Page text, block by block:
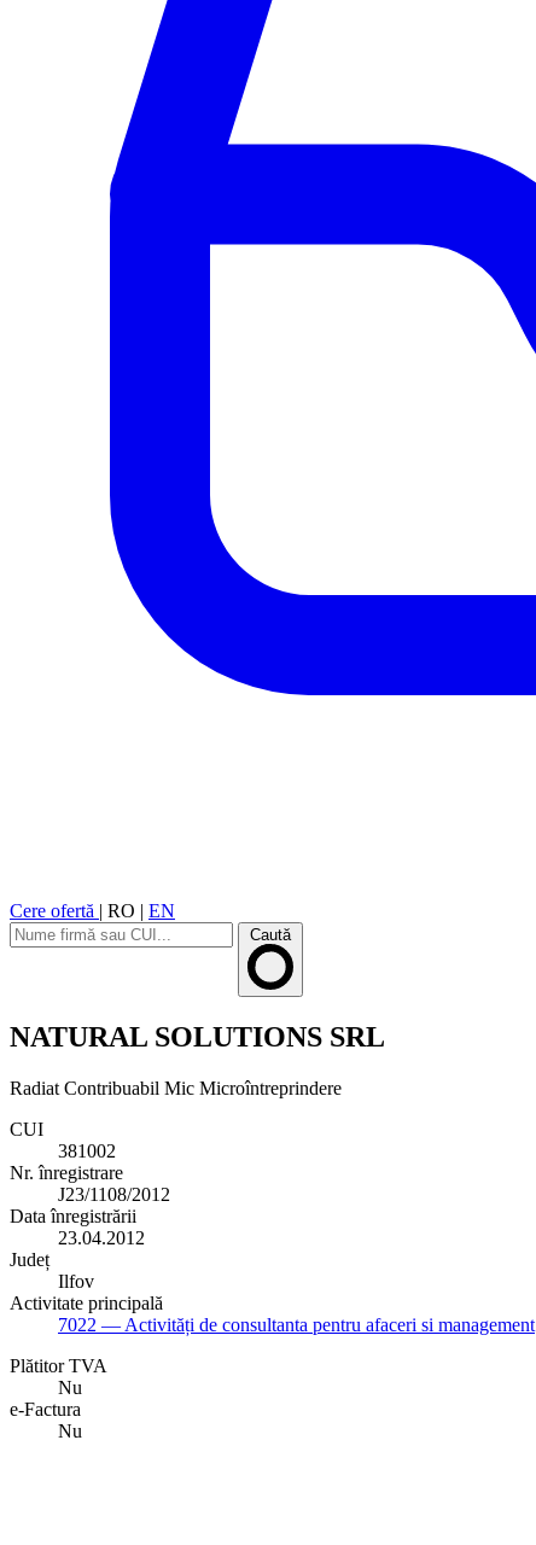
Cere ofertă | RO | EN
Caută
NATURAL SOLUTIONS SRL
Radiat Contribuabil Mic Microîntreprindere
CUI
381002
Nr. înregistrare
J23/1108/2012
Data înregistrării
23.04.2012
Județ
Ilfov
Activitate principală
7022 — Activități de consultanta pentru afaceri si management
Plătitor TVA
Nu
e-Factura
Nu